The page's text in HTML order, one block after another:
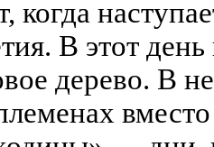
когда
В этот
дерево. В